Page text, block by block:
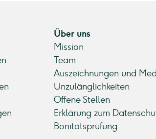
Über uns
Mission
Team
Auszeichnungen und
Unzulänglichkeiten
Offene Stellen
Erklärung zum
Bonitätsprüfung